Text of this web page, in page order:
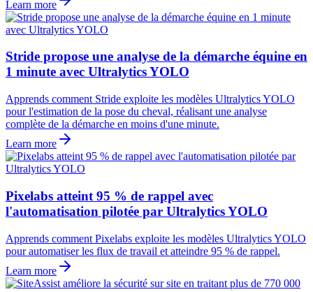
Learn more
Stride propose une analyse de la démarche équine en
1 minute avec Ultralytics YOLO
Apprends comment Stride exploite les modèles Ultralytics YOLO
pour l'estimation de la pose du cheval, réalisant une analyse
complète de la démarche en moins d'une minute.
Learn more
Pixelabs atteint 95 % de rappel avec
l'automatisation pilotée par Ultralytics YOLO
Apprends comment Pixelabs exploite les modèles Ultralytics YOLO
pour automatiser les flux de travail et atteindre 95 % de rappel.
Learn more